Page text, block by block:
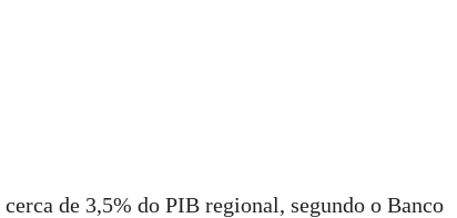
de 3,5% do PIB regional, segundo o Banco